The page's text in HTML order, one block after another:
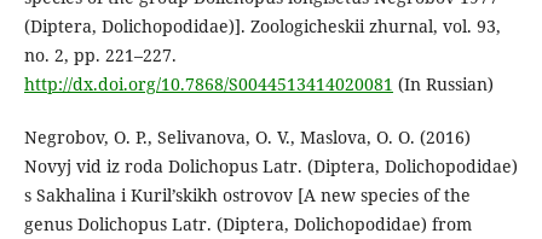
(Diptera, Dolichopodidae)]. Zoologicheskii zhurnal, vol. 93,
no. 2, pp. 221–227.
http://dx.doi.org/10.7868/S0044513414020081 (In Russian)
Negrobov, O. P., Selivanova, O. V., Maslova, O. O. (2016)
Novyj vid iz roda Dolichopus Latr. (Diptera, Dolichopodidae)
s Sakhalina i Kuril’skikh ostrovov [A new species of the
genus Dolichopus Latr. (Diptera, Dolichopodidae) from